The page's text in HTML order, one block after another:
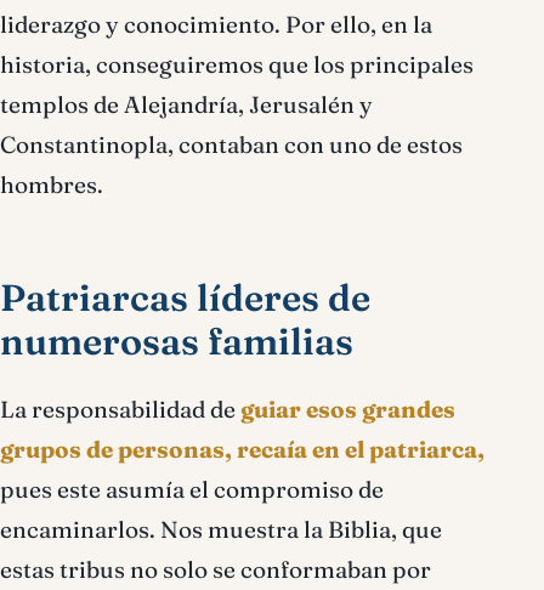
liderazgo y conocimiento. Por ello, en la
historia, conseguiremos que los principales
templos de Alejandría, Jerusalén y
Constantinopla, contaban con uno de estos
hombres.
Patriarcas líderes de
numerosas familias
La responsabilidad de guiar esos grandes
grupos de personas, recaía en el patriarca,
pues este asumía el compromiso de
encaminarlos. Nos muestra la Biblia, que
estas tribus no solo se conformaban por